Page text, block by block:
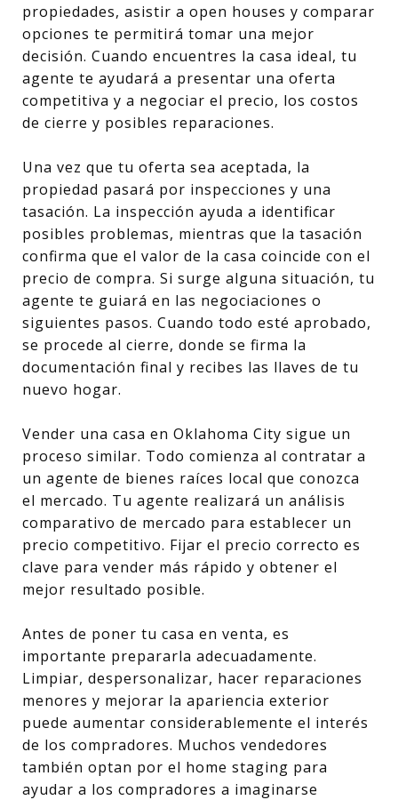
propiedades, asistir a open houses y comparar
opciones te permitirá tomar una mejor
decisión. Cuando encuentres la casa ideal, tu
agente te ayudará a presentar una oferta
competitiva y a negociar el precio, los costos
de cierre y posibles reparaciones.
Una vez que tu oferta sea aceptada, la
propiedad pasará por inspecciones y una
tasación. La inspección ayuda a identificar
posibles problemas, mientras que la tasación
confirma que el valor de la casa coincide con el
precio de compra. Si surge alguna situación, tu
agente te guiará en las negociaciones o
siguientes pasos. Cuando todo esté aprobado,
se procede al cierre, donde se firma la
documentación final y recibes las llaves de tu
nuevo hogar.
Vender una casa en Oklahoma City sigue un
proceso similar. Todo comienza al contratar a
un agente de bienes raíces local que conozca
el mercado. Tu agente realizará un análisis
comparativo de mercado para establecer un
precio competitivo. Fijar el precio correcto es
clave para vender más rápido y obtener el
mejor resultado posible.
Antes de poner tu casa en venta, es
importante prepararla adecuadamente.
Limpiar, despersonalizar, hacer reparaciones
menores y mejorar la apariencia exterior
puede aumentar considerablemente el interés
de los compradores. Muchos vendedores
también optan por el home staging para
ayudar a los compradores a imaginarse